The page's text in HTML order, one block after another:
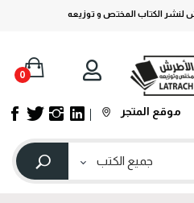
لنشر الكتاب المختص و توزيعه
0
موقع المتجر